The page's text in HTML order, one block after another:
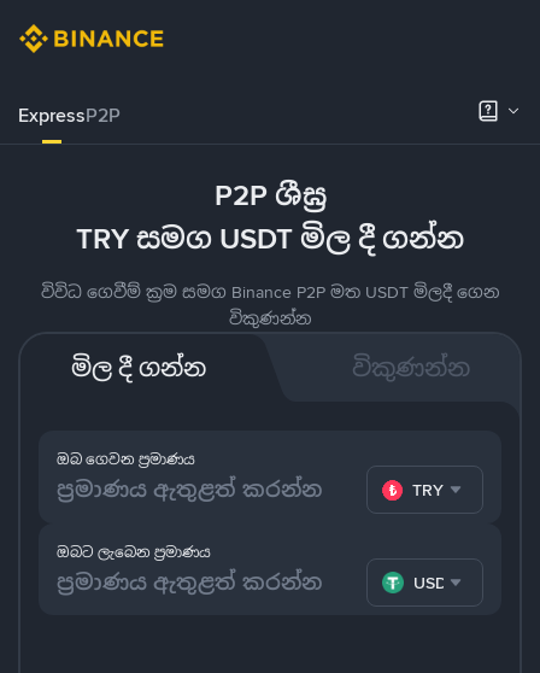
ExpressP2P
P2P ශීඝ්‍ර
TRY සමග USDT මිල දී ගන්න
විවිධ ගෙවීම් ක්‍රම සමග Binance P2P මත USDT මිලදී ගෙන
විකුණන්න
මිල දී ගන්න විකුණන්න
ඔබ ගෙවන ප්‍රමාණය
TRY
ඔබට ලැබෙන ප්‍රමාණය
USDT